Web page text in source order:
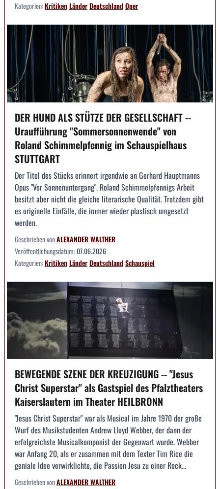
Kategorien:KritikenLänderDeutschlandOper
DER HUND ALS STÜTZE DER GESELLSCHAFT --
Uraufführung "Sommersonnenwende" von
Roland Schimmelpfennig im Schauspielhaus
STUTTGART
Der Titel des Stücks erinnert irgendwie an Gerhard Hauptmanns
Opus "Vor Sonnenuntergang". Roland Schimmelpfennigs Arbeit
besitzt aber nicht die gleiche literarische Qualität. Trotzdem gibt
es originelle Einfälle, die immer wieder plastisch umgesetzt
werden.
Geschrieben vonALEXANDER WALTHER
Veröffentlichungsdatum:07.06.2026
Kategorien:KritikenLänderDeutschlandSchauspiel
BEWEGENDE SZENE DER KREUZIGUNG -- "Jesus
Christ Superstar" als Gastspiel des Pfalztheaters
Kaiserslautern im Theater HEILBRONN
"Jesus Christ Superstar" war als Musical im Jahre 1970 der große
Wurf des Musikstudenten Andrew Lloyd Webber, der dann der
erfolgreichste Musicalkomponist der Gegenwart wurde. Webber
war Anfang 20, als er zusammen mit dem Texter Tim Rice die
geniale Idee verwirklichte, die Passion Jesu zu einer Rock...
Geschrieben vonALEXANDER WALTHER